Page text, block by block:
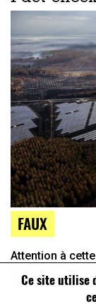
Ce site utilise
FAUX
Attention à
2022 en Gironde